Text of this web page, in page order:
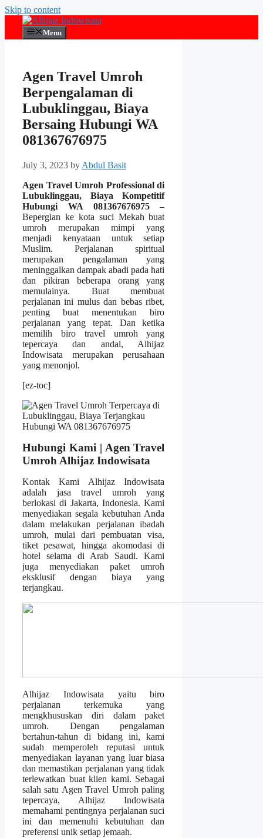
Skip to content
Menu
Agen Travel Umroh
Berpengalaman di
Lubuklinggau, Biaya
Bersaing Hubungi WA
081367676975
July 3, 2023 by Abdul Basit
Agen Travel Umroh Professional di
Lubuklinggau, Biaya Kompetitif
Hubungi WA 081367676975 –
Bepergian ke kota suci Mekah buat
umroh merupakan mimpi yang
menjadi kenyataan untuk setiap
Muslim. Perjalanan spiritual
merupakan pengalaman yang
meninggalkan dampak abadi pada hati
dan pikiran beberapa orang yang
memulainya. Buat membuat
perjalanan ini mulus dan bebas ribet,
penting buat menentukan biro
perjalanan yang tepat. Dan ketika
memilih biro travel umroh yang
tepercaya dan andal, Alhijaz
Indowisata merupakan perusahaan
yang menonjol.
[ez-toc]
Hubungi Kami | Agen Travel
Umroh Alhijaz Indowisata
Kontak Kami Alhijaz Indowisata
adalah jasa travel umroh yang
berlokasi di Jakarta, Indonesia. Kami
menyediakan segala kebutuhan Anda
dalam melakukan perjalanan ibadah
umroh, mulai dari pembuatan visa,
tiket pesawat, hingga akomodasi di
hotel selama di Arab Saudi. Kami
juga menyediakan paket umroh
eksklusif dengan biaya yang
terjangkau.
Alhijaz Indowisata yaitu biro
perjalanan terkemuka yang
mengkhususkan diri dalam paket
umroh. Dengan pengalaman
bertahun-tahun di bidang ini, kami
sudah memperoleh reputasi untuk
menyediakan layanan yang luar biasa
dan memastikan perjalanan yang tidak
terlewatkan buat klien kami. Sebagai
salah satu Agen Travel Umroh paling
tepercaya, Alhijaz Indowisata
memahami pentingnya perjalanan suci
ini dan memenuhi kebutuhan dan
preferensi unik setiap jemaah.